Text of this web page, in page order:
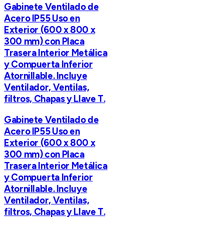
Gabinete Ventilado de
Acero IP55 Uso en
Exterior (600 x 800 x
300 mm) con Placa
Trasera Interior Metálica
y Compuerta Inferior
Atornillable. Incluye
Ventilador, Ventilas,
filtros, Chapas y Llave T.
Gabinete Ventilado de
Acero IP55 Uso en
Exterior (600 x 800 x
300 mm) con Placa
Trasera Interior Metálica
y Compuerta Inferior
Atornillable. Incluye
Ventilador, Ventilas,
filtros, Chapas y Llave T.